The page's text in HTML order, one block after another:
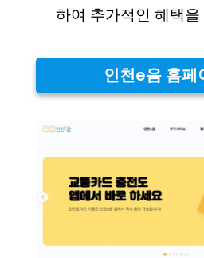
하여 추가적인 혜택
인천e음 홈페